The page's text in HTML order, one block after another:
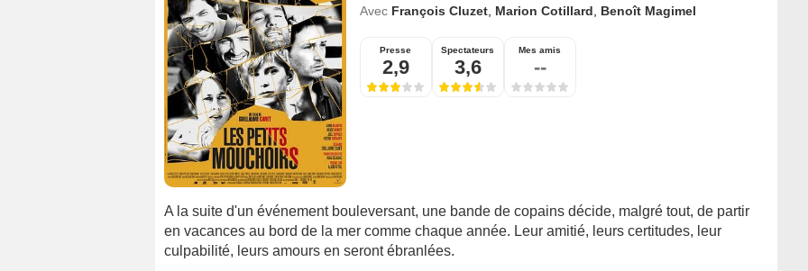
Avec François Cluzet, Marion Cotillard Benoît Magimel
Presse
2,9
Spectateurs
3,6
Mes amis
--
A la suite d'un événement bouleversant, une bande de copains décide, malgré tout, de partir
en vacances au bord de la mer comme chaque année. Leur amitié, leurs certitudes, leur
culpabilité, leurs amours en seront ébranlées.